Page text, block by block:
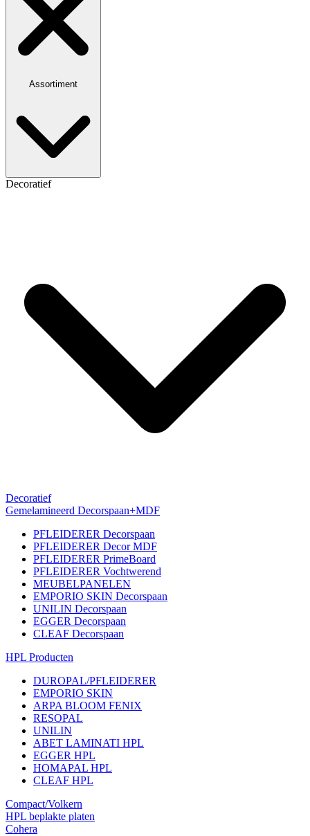
Assortiment
Decoratief
Decoratief
Gemelamineerd Decorspaan+MDF
PFLEIDERER Decorspaan
PFLEIDERER Decor MDF
PFLEIDERER PrimeBoard
PFLEIDERER Vochtwerend
MEUBELPANELEN
EMPORIO SKIN Decorspaan
UNILIN Decorspaan
EGGER Decorspaan
CLEAF Decorspaan
HPL Producten
DUROPAL/PFLEIDERER
EMPORIO SKIN
ARPA BLOOM FENIX
RESOPAL
UNILIN
ABET LAMINATI HPL
EGGER HPL
HOMAPAL HPL
CLEAF HPL
Compact/Volkern
HPL beplakte platen
Cohera